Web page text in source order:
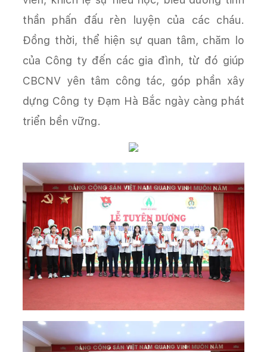
thần phấn đấu rèn luyện của các cháu.
Đồng thời, thể hiện sự quan tâm, chăm lo
của Công ty đến các gia đình, từ đó giúp
CBCNV yên tâm công tác, góp phần xây
dựng Công ty Đạm Hà Bắc ngày càng phát
triển bền vững.